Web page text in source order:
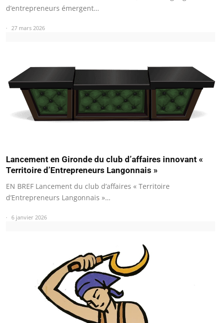
d’entrepreneurs émergent…
27 mars 2026
Lancement en Gironde du club d’affaires innovant «
Territoire d’Entrepreneurs Langonnais »
EN BREF Lancement du club d’affaires « Territoire
d’Entrepreneurs Langonnais »…
6 janvier 2026